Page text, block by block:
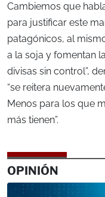
Cambiemos que
para justificar este
patagónicos, al
a la soja y fomentan
divisas sin control”,
“se reitera
Menos para los que
más tienen”.
OPINIÓN